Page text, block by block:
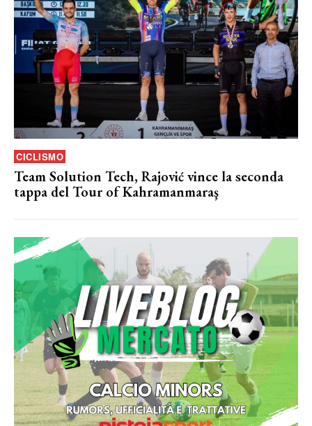
CICLISMO
Team Solution Tech, Rajović vince la seconda
tappa del Tour of Kahramanmaraş